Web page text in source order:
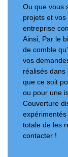
Ou que vous
projets et vos
entreprise
Ainsi, Par le
de comble
vos
réalisés dans
que ce soit
ou pour une
Couverture
totale de les
contacter !